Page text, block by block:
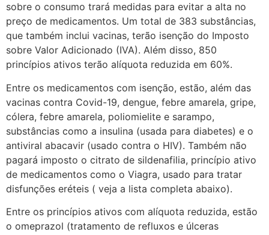
sobre o consumo trará medidas para evitar a alta no
preço de medicamentos. Um total de 383 substâncias,
que também inclui vacinas, terão isenção do Imposto
sobre Valor Adicionado (IVA). Além disso, 850
princípios ativos terão alíquota reduzida em 60%.
Entre os medicamentos com isenção, estão, além das
vacinas contra Covid-19, dengue, febre amarela, gripe,
cólera, febre amarela, poliomielite e sarampo,
substâncias como a insulina (usada para diabetes) e o
antiviral abacavir (usado contra o HIV). Também não
pagará imposto o citrato de sildenafilia, princípio ativo
de medicamentos como o Viagra, usado para tratar
disfunções eréteis ( veja a lista completa abaixo).
Entre os princípios ativos com alíquota reduzida, estão
o omeprazol (tratamento de refluxos e úlceras